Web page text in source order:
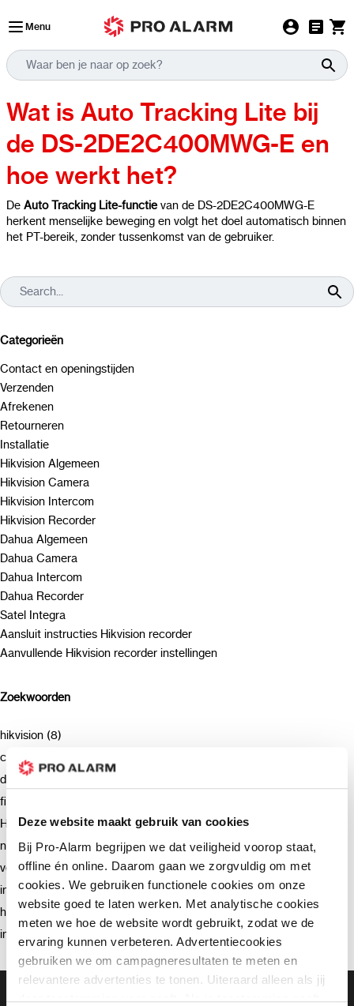
Deze website maakt gebruik van cookies
Bij Pro-Alarm begrijpen we dat veiligheid voorop staat,
offline én online. Daarom gaan we zorgvuldig om met
cookies. We gebruiken functionele cookies om onze
website goed te laten werken. Met analytische cookies
meten we hoe de website wordt gebruikt, zodat we de
ervaring kunnen verbeteren. Advertentiecookies
gebruiken we om campagneresultaten te meten en
relevantere advertenties te tonen. Uiteraard alleen als jij
daar toestemming voor geeft. Als je toestemming geeft,
Menu
Wat is Auto Tracking Lite bij
de DS-2DE2C400MWG-E en
hoe werkt het?
De Auto Tracking Lite-functievan de DS-2DE2C400MWG-E
herkent menselijke beweging en volgt het doel automatisch binnen
het PT-bereik, zonder tussenkomst van de gebruiker.
Categorieën
Contact en openingstijden
Verzenden
Afrekenen
Retourneren
Installatie
Hikvision Algemeen
Hikvision Camera
Hikvision Intercom
Hikvision Recorder
Dahua Algemeen
Dahua Camera
Dahua Intercom
Dahua Recorder
Satel Integra
Aansluit instructies Hikvision recorder
Aanvullende Hikvision recorder instellingen
Zoekwoorden
hikvision (8)
camera (7)
deurbel (4)
firmware (3)
Hikvision (3)
netwerkrecorder (2)
verzending (2)
intercom (2)
hik-connect (2)
installatie (2)